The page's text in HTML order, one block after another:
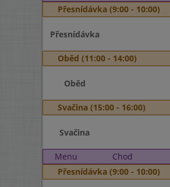
Přesnídávka (9:00 - 10:00)
Přesnídávka
Oběd (11:00 - 14:00)
Oběd
Svačina (15:00 - 16:00)
Svačina
Menu Chod
Přesnídávka (9:00 - 10:00)